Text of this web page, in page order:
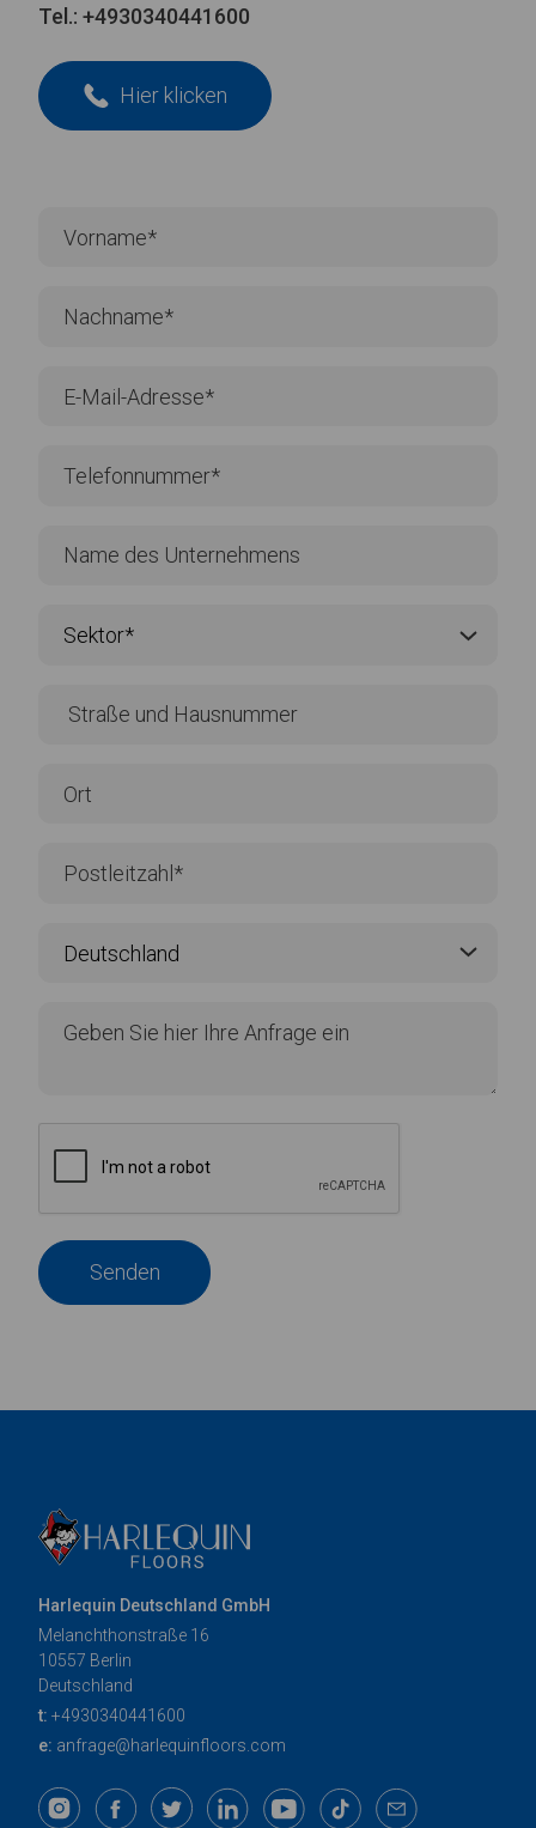
Tel.: +4930340441600
Hier klicken
Senden
Harlequin Deutschland GmbH
Melanchthonstraße 16
10557 Berlin
Deutschland
t: +4930340441600
e: anfrage@harlequinfloors.com